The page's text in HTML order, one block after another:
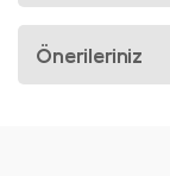
Önerileriniz